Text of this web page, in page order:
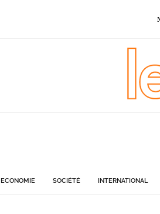
ECONOMIE SOCIÉTÉ INTERNATIONAL